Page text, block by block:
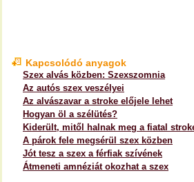
Kapcsolódó anyagok
Szex alvás közben: Szexszomnia
Az autós szex veszélyei
Az alvászavar a stroke előjele lehet
Hogyan öl a szélütés?
Kiderült, mitől halnak meg a fiatal
A párok fele megsérül szex közben
Jót tesz a szex a férfiak szívének
Átmeneti amnéziát okozhat a szex